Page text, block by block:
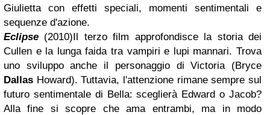
Giulietta con effetti speciali, momenti sentimentali e
sequenze d'azione.
Eclipse (2010)Il terzo film approfondisce la storia dei
Cullen e la lunga faida tra vampiri e lupi mannari. Trova
uno sviluppo anche il personaggio di Victoria (Bryce
Dallas Howard). Tuttavia, l'attenzione rimane sempre sul
futuro sentimentale di Bella: sceglierà Edward o Jacob?
Alla fine si scopre che ama entrambi, ma in modo